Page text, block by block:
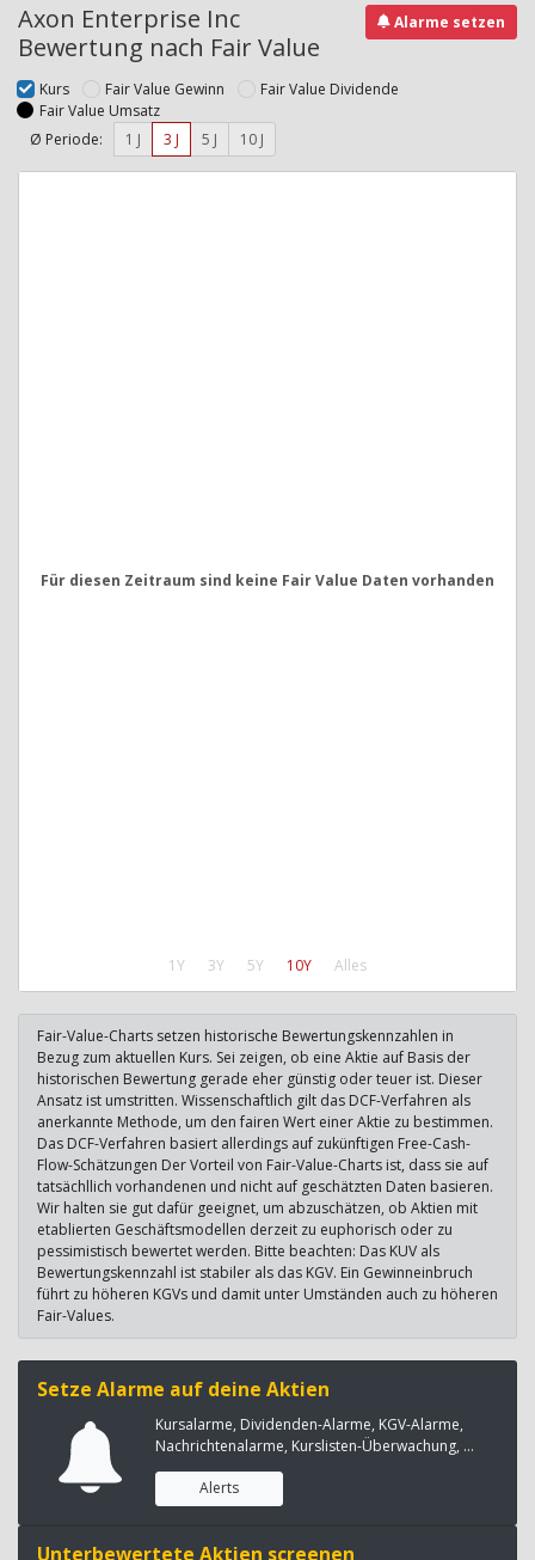
Axon Enterprise Inc
Bewertung nach Fair Value
Alarme setzen
Kurs Fair Value Gewinn
Fair Value Dividende
Fair Value Umsatz
Ø Periode:
1 J 3 J 5 J 10 J
1Y 3Y 5Y 10Y Alles
Für diesen Zeitraum sind keine Fair Value Daten vorhanden
Fair-Value-Charts setzen historische Bewertungskennzahlen in
Bezug zum aktuellen Kurs. Sei zeigen, ob eine Aktie auf Basis der
historischen Bewertung gerade eher günstig oder teuer ist. Dieser
Ansatz ist umstritten. Wissenschaftlich gilt das DCF-Verfahren als
anerkannte Methode, um den fairen Wert einer Aktie zu bestimmen.
Das DCF-Verfahren basiert allerdings auf zukünftigen Free-Cash-
Flow-Schätzungen Der Vorteil von Fair-Value-Charts ist, dass sie auf
tatsächllich vorhandenen und nicht auf geschätzten Daten basieren.
Wir halten sie gut dafür geeignet, um abzuschätzen, ob Aktien mit
etablierten Geschäftsmodellen derzeit zu euphorisch oder zu
pessimistisch bewertet werden. Bitte beachten: Das KUV als
Bewertungskennzahl ist stabiler als das KGV. Ein Gewinneinbruch
führt zu höheren KGVs und damit unter Umständen auch zu höheren
Fair-Values.
Setze Alarme auf deine Aktien
Kursalarme, Dividenden-Alarme, KGV-Alarme,
Nachrichtenalarme, Kurslisten-Überwachung, ...
Alerts
Unterbewertete Aktien screenen